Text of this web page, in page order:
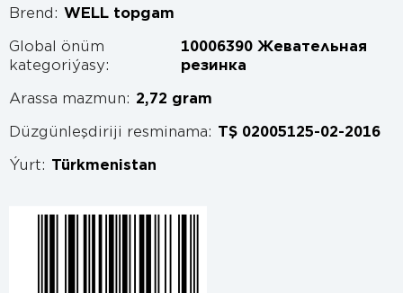
Brend: WELL topgam
Global önüm
kategoriýasy:
10006390 Жевательная
резинка
Arassa mazmun: 2,72 gram
Düzgünleşdiriji resminama: TŞ 02005125-02-2016
Ýurt: Türkmenistan